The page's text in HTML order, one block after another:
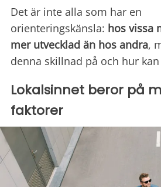
Det är inte alla som har en
orienteringskänsla: hos vissa
mer utvecklad än hos andra,
denna skillnad på och hur
Lokalsinnet beror på
faktorer